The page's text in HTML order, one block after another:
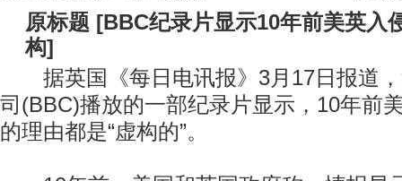
原标题 [BBC纪录片显示10年前美英入
构]
据英国《每日电讯报》3月17日报道，
司(BBC)播放的一部纪录片显示，10年前
的理由都是“虚构的”。